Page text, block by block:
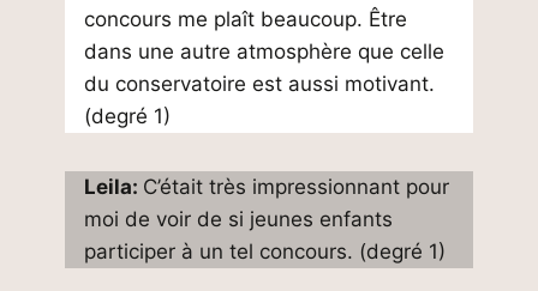
concours me plaît beaucoup. Être
dans une autre atmosphère que celle
du conservatoire est aussi motivant.
(degré 1)
Leila: C’était très impressionnant pour
moi de voir de si jeunes enfants
participer à un tel concours. (degré 1)